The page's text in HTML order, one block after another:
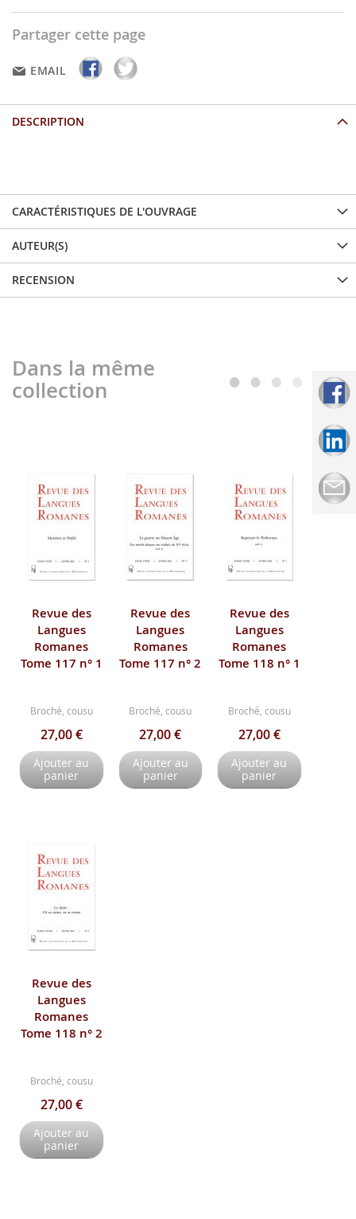
Partager cette page
EMAIL
DESCRIPTION
CARACTÉRISTIQUES DE L'OUVRAGE
AUTEUR(S)
RECENSION
Dans la même
collection
Revue des
Langues
Romanes
Tome 117 n° 1
Broché, cousu
27,00 €
Ajouter au
panier
Revue des
Langues
Romanes
Tome 117 n° 2
Broché, cousu
27,00 €
Ajouter au
panier
Revue des
Langues
Romanes
Tome 118 n° 1
Broché, cousu
27,00 €
Ajouter au
panier
Revue des
Langues
Romanes
Tome 118 n° 2
Broché, cousu
27,00 €
Ajouter au
panier